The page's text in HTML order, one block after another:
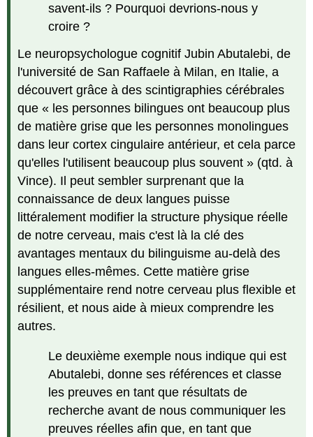
preuves
textu
dois-
je
écrire
l'explication ?
Que
ne
dois-
pas
écrire
dans
puis-
je
commencer
phrases
d'explication ?
motif
sandwich
Licences
attributions
savent-ils ? Pourquoi devrions-nous y
croire ?
Le neuropsychologue cognitif Jubin Abutalebi, de
l'université de San Raffaele à Milan, en Italie, a
découvert grâce à des scintigraphies cérébrales
que « les personnes bilingues ont beaucoup plus
de matière grise que les personnes monolingues
dans leur cortex cingulaire antérieur, et cela parce
qu'elles l'utilisent beaucoup plus souvent » (qtd. à
Vince). Il peut sembler surprenant que la
connaissance de deux langues puisse
littéralement modifier la structure physique réelle
de notre cerveau, mais c'est là la clé des
avantages mentaux du bilinguisme au-delà des
langues elles-mêmes. Cette matière grise
supplémentaire rend notre cerveau plus flexible et
résilient, et nous aide à mieux comprendre les
autres.
Le deuxième exemple nous indique qui est
Abutalebi, donne ses références et classe
les preuves en tant que résultats de
recherche avant de nous communiquer les
preuves réelles afin que, en tant que